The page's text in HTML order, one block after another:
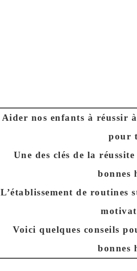
Aider nos enfants à réussir
pour
Une des clés de la
bonnes
L’établissement de routines
Voici quelques conseils
bonnes